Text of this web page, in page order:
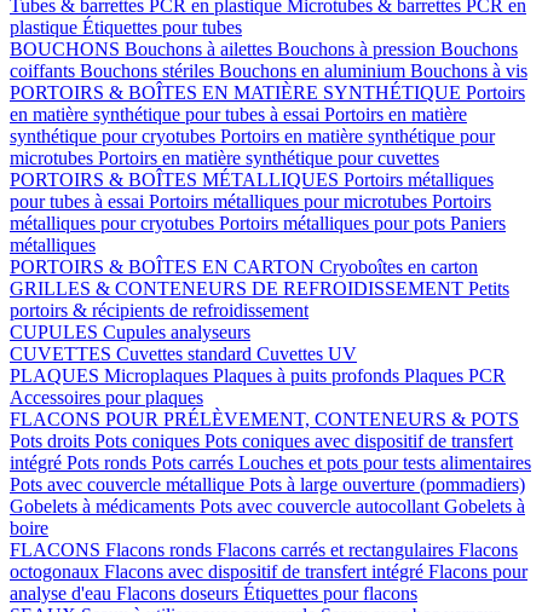
Tubes & barrettes PCR en plastique Microtubes & barrettes PCR en
plastique Étiquettes pour tubes
BOUCHONS Bouchons à ailettes Bouchons à pression Bouchons
coiffants Bouchons stériles Bouchons en aluminium Bouchons à vis
PORTOIRS & BOÎTES EN MATIÈRE SYNTHÉTIQUE Portoirs
en matière synthétique pour tubes à essai Portoirs en matière
synthétique pour cryotubes Portoirs en matière synthétique pour
microtubes Portoirs en matière synthétique pour cuvettes
PORTOIRS & BOÎTES MÉTALLIQUES Portoirs métalliques
pour tubes à essai Portoirs métalliques pour microtubes Portoirs
métalliques pour cryotubes Portoirs métalliques pour pots Paniers
métalliques
PORTOIRS & BOÎTES EN CARTON Cryoboîtes en carton
GRILLES & CONTENEURS DE REFROIDISSEMENT Petits
portoirs & récipients de refroidissement
CUPULES Cupules analyseurs
CUVETTES Cuvettes standard Cuvettes UV
PLAQUES Microplaques Plaques à puits profonds Plaques PCR
Accessoires pour plaques
FLACONS POUR PRÉLÈVEMENT, CONTENEURS & POTS
Pots droits Pots coniques Pots coniques avec dispositif de transfert
intégré Pots ronds Pots carrés Louches et pots pour tests alimentaires
Pots avec couvercle métallique Pots à large ouverture (pommadiers)
Gobelets à médicaments Pots avec couvercle autocollant Gobelets à
boire
FLACONS Flacons ronds Flacons carrés et rectangulaires Flacons
octogonaux Flacons avec dispositif de transfert intégré Flacons pour
analyse d'eau Flacons doseurs Étiquettes pour flacons